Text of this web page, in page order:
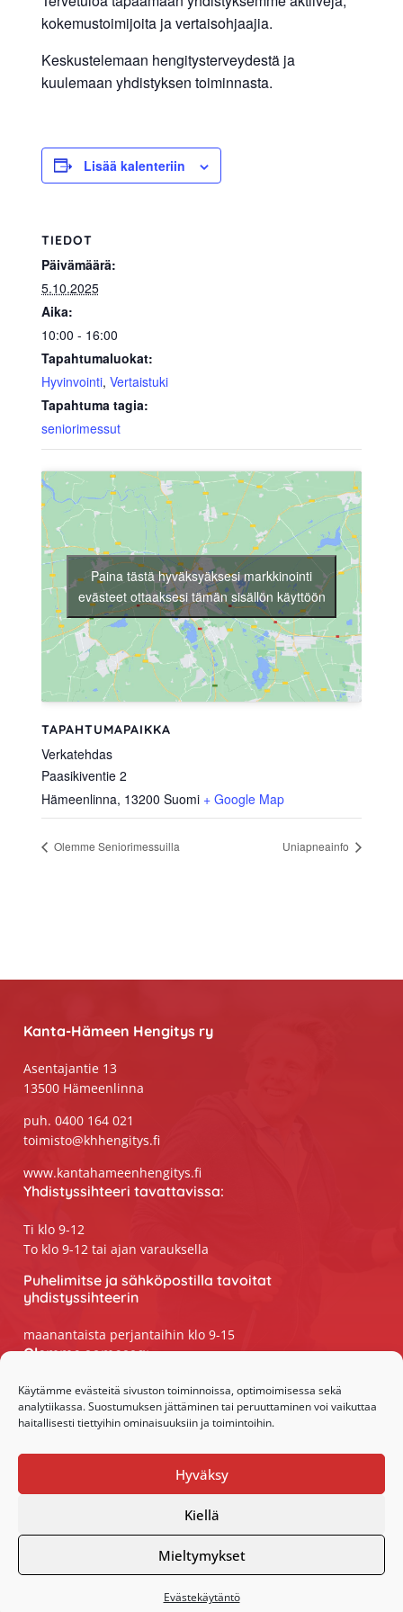
Käytämme evästeitä sivuston toiminnoissa, optimoimisessa sekä
analytiikassa. Suostumuksen jättäminen tai peruuttaminen voi vaikuttaa
haitallisesti tiettyihin ominaisuuksiin ja toimintoihin.
Hyväksy
Kiellä
Mieltymykset
Evästekäytäntö
kokemustoimijoita ja vertaisohjaajia.
Keskustelemaan hengitysterveydestä ja
kuulemaan yhdistyksen toiminnasta.
Lisää kalenteriin
TIEDOT
Päivämäärä:
5.10.2025
Aika:
10:00 - 16:00
Tapahtumaluokat:
Hyvinvointi, Vertaistuki
Tapahtuma tagia:
seniorimessut
TAPAHTUMAPAIKKA
Verkatehdas
Paasikiventie 2
Hämeenlinna, 13200 Suomi + Google Map
Paina tästä hyväksyäksesi markkinointi
evästeet ottaaksesi tämän sisällön käyttöön
Olemme Seniorimessuilla Uniapneainfo
Kanta-Hämeen Hengitys ry
Asentajantie 13
13500 Hämeenlinna
puh. 0400 164 021
toimisto@khhengitys.fi
www.kantahameenhengitys.fi
Yhdistyssihteeri tavattavissa:
Ti klo 9-12
To klo 9-12 tai ajan varauksella
Puhelimitse ja sähköpostilla tavoitat
yhdistyssihteerin
maanantaista perjantaihin klo 9-15
Olemme somessa:
Facebook
Instagram
·Toteutus ja ylläpito MMD Networks